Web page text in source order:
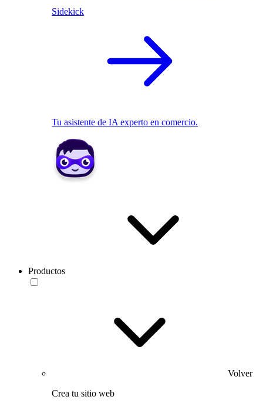
Sidekick
Tu asistente de IA experto en comercio.
Productos
Volver
Crea tu sitio web